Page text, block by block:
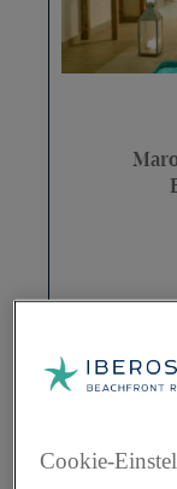
Cookie-